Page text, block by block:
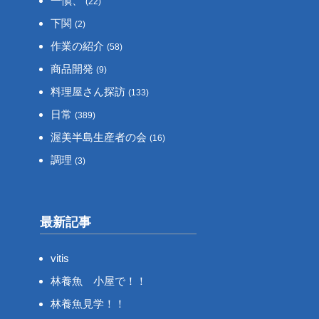
下関 (2)
作業の紹介 (58)
商品開発 (9)
料理屋さん探訪 (133)
日常 (389)
渥美半島生産者の会 (16)
調理 (3)
最新記事
vitis
林養魚 小屋で！！
林養魚見学！！